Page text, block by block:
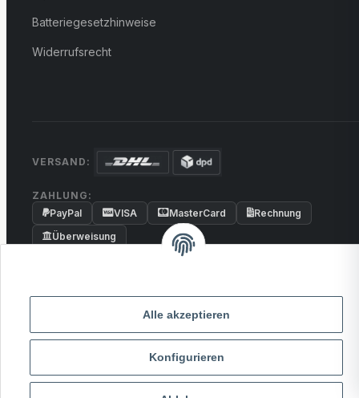
Alle akzeptieren
Konfigurieren
Batteriegesetzhinweise
Widerrufsrecht
VERSAND:
ZAHLUNG:
PayPal
VISA MasterCard
Rechnung
Überweisung
© 2026 MCTRADE24. Alle Rechte vorbehalten.
Powered byMD IT Solutions